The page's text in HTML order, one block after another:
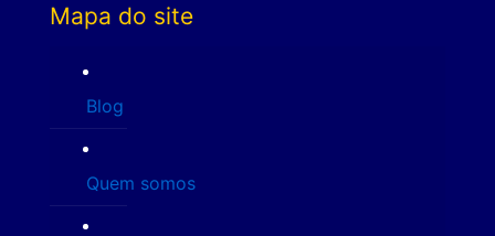
Mapa do site
Blog
Quem somos